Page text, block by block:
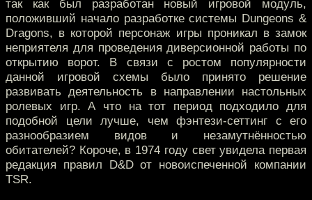
так как был разработан новый игровой модуль,
положивший начало разработке системы Dungeons &
Dragons, в которой персонаж игры проникал в замок
неприятеля для проведения диверсионной работы по
открытию ворот. В связи с ростом популярности
данной игровой схемы было принято решение
развивать деятельность в направлении настольных
ролевых игр. А что на тот период подходило для
подобной цели лучше, чем фэнтези-сеттинг с его
разнообразием видов и незамутнённостью
обитателей? Короче, в 1974 году свет увидела первая
редакция правил D&D от новоиспеченной компании
TSR.